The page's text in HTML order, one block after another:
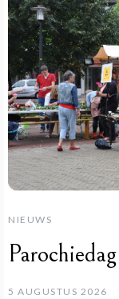
NIEUWS
5 AUGUSTUS 2026